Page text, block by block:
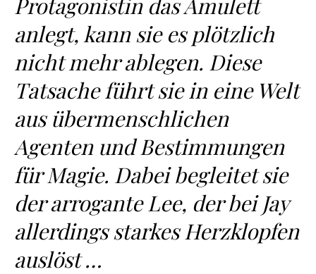
anlegt, kann sie es plötzlich
nicht mehr ablegen. Diese
Tatsache führt sie in eine Welt
aus übermenschlichen
Agenten und Bestimmungen
für Magie. Dabei begleitet sie
der arrogante Lee, der bei Jay
allerdings starkes Herzklopfen
auslöst …